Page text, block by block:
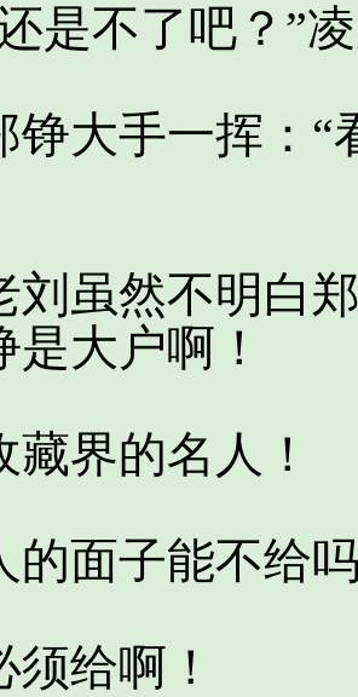
不了吧？”凌
手一挥：“
然不明白郑
是大户啊！
界的名人！
面子能不给
给啊！